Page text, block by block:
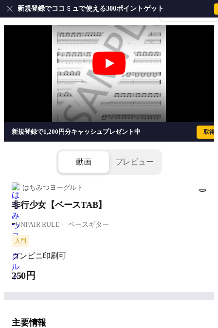
会員登録・ログイ
新規登録でココミュで使える300ポイントゲット
非行少女【ベースTAB】 - UNFAIR
新規登録で1,200円分キャッシュプレゼント中 取得
動画 プレビュー
はちみつヨーグルト
非行少女【ベースTAB】
-UNFAIR RULE ベースギター
入門
コンビニ印刷可
250円
主要情報